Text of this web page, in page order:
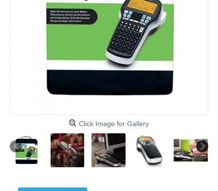
Click Image for Gallery